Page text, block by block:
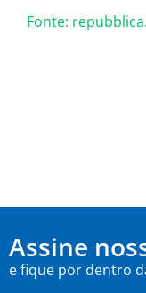
Fonte:
Assine
e fique por dentro